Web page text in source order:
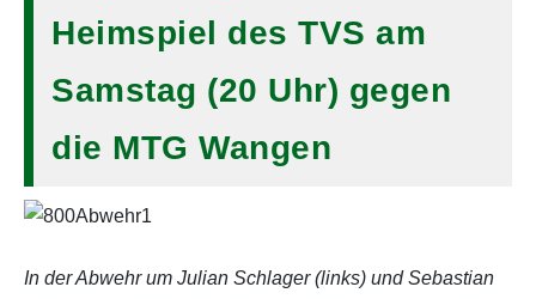
Heimspiel des TVS am
Samstag (20 Uhr) gegen
die MTG Wangen
In der Abwehr um Julian Schlager (links) und Sebastian